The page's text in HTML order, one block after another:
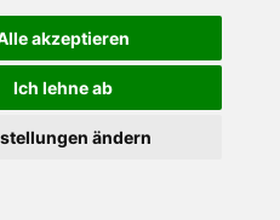
akzeptieren
Ich lehne ab
ändern
Jahren...